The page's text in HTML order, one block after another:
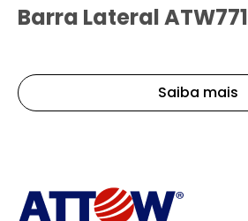
Barra Lateral ATW771
Saiba mais